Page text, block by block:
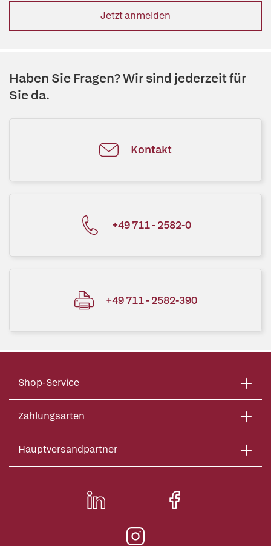
Jetzt anmelden
Haben Sie Fragen? Wir sind jederzeit für
Sie da.
Kontakt
+49 711 - 2582-0
+49 711 - 2582-390
Shop-Service
Zahlungsarten
Hauptversandpartner